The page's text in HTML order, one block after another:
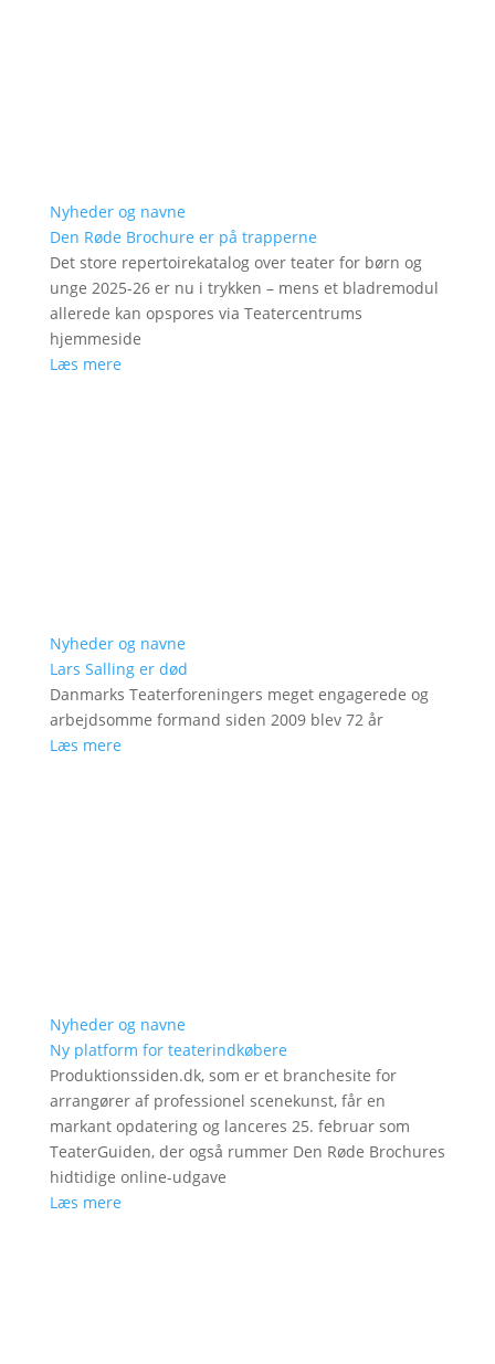
Nyheder og navne
Den Røde Brochure er på trapperne
Det store repertoirekatalog over teater for børn og
unge 2025-26 er nu i trykken – mens et bladremodul
allerede kan opspores via Teatercentrums
hjemmeside
Læs mere
Nyheder og navne
Lars Salling er død
Danmarks Teaterforeningers meget engagerede og
arbejdsomme formand siden 2009 blev 72 år
Læs mere
Nyheder og navne
Ny platform for teaterindkøbere
Produktionssiden.dk, som er et branchesite for
arrangører af professionel scenekunst, får en
markant opdatering og lanceres 25. februar som
TeaterGuiden, der også rummer Den Røde Brochures
hidtidige online-udgave
Læs mere